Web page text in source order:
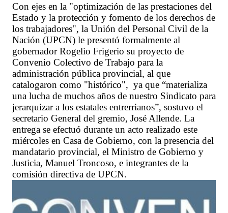
Con ejes en la "optimización de las prestaciones del
Estado y la protección y fomento de los derechos de
los trabajadores", la Unión del Personal Civil de la
Nación (UPCN) le presentó formalmente al
gobernador Rogelio Frigerio su proyecto de
Convenio Colectivo de Trabajo para la
administración pública provincial, al que
catalogaron como "histórico", ya que “materializa
una lucha de muchos años de nuestro Sindicato para
jerarquizar a los estatales entrerrianos”, sostuvo el
secretario General del gremio, José Allende. La
entrega se efectuó durante un acto realizado este
miércoles en Casa de Gobierno, con la presencia del
mandatario provincial, el Ministro de Gobierno y
Justicia, Manuel Troncoso, e integrantes de la
comisión directiva de UPCN.